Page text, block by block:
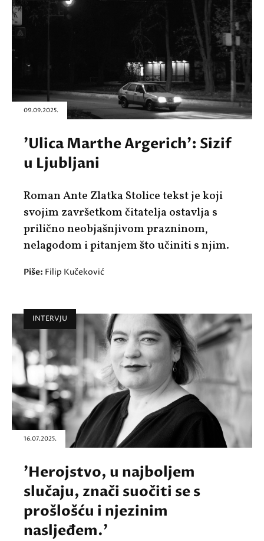
09.09.2025.
'Ulica Marthe Argerich': Sizif
u Ljubljani
Roman Ante Zlatka Stolice tekst je koji
svojim završetkom čitatelja ostavlja s
prilično neobjašnjivom prazninom,
nelagodom i pitanjem što učiniti s njim.
Piše: Filip Kučeković
INTERVJU
16.07.2025.
'Herojstvo, u najboljem
slučaju, znači suočiti se s
prošlošću i njezinim
nasljeđem.'